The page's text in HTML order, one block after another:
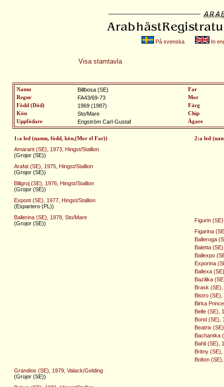
På svenska In
Visa stamtavla
Namn Billbosa (SE)
Far
Regnr
FA43/69-73
Mor
Född (Död)
1969 (1987)
Färg
Kön
Sto/Mare
Chip
Uppfödare
Engström Carl-Gustaf Ägare
1:a led (namn, född, kön,(Mor el Far)) 2:a led
Amarant (SE), 1973, Hingst/Stallion
(Grojor (SE))
Arafat (SE), 1975, Hingst/Stallion
(Grojor (SE))
Billgroj (SE), 1976, Hingst/Stallion
(Grojor (SE))
Expont (SE), 1977, Hingst/Stallion
(Espartero (PL))
Ballerina (SE), 1978, Sto/Mare
(Grojor (SE))
Figurin
Figarina
Balleroga
Baletta
Ballexpo
Exporina
Ballexa
Bazilika
Brask (SE),
Bistro (SE),
Birka
Belle (SE),
Bond (SE),
Beatrix
Bachantka
Bahli (SE),
Britny (SE),
Bolton
Grandios (SE), 1979, Valack/Gelding
(Grojor (SE))